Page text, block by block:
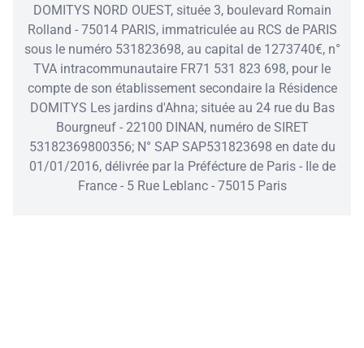
DOMITYS NORD OUEST, située 3, boulevard Romain
Rolland - 75014 PARIS, immatriculée au RCS de PARIS
sous le numéro 531823698, au capital de 1273740€, n°
TVA intracommunautaire FR71 531 823 698, pour le
compte de son établissement secondaire la Résidence
DOMITYS Les jardins d'Ahna; située au 24 rue du Bas
Bourgneuf - 22100 DINAN, numéro de SIRET
53182369800356; N° SAP SAP531823698 en date du
01/01/2016, délivrée par la Préfécture de Paris - Ile de
France - 5 Rue Leblanc - 75015 Paris